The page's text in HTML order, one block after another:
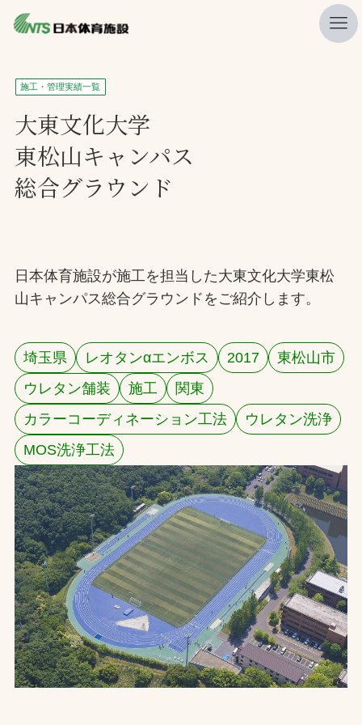
私たちの強み
ニュース
プレスリリース
レポート
会社概要
採用情報
検索
お問合せ
お取引先の皆様へ
プライバシーポリシー
ソーシャルメディアポリシー
文字の見えづらさや操作にお困りの方へ
施工・管理実績一覧
大東文化大学
東松山キャンパス
総合グラウンド
日本体育施設が施工を担当した大東文化大学東松
山キャンパス総合グラウンドをご紹介します。
埼玉県 レオタンαエンボス 2017
東松山市
ウレタン舗装
施工
関東
カラーコーディネーション工法
ウレタン洗浄
MOS洗浄工法